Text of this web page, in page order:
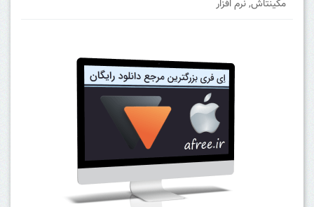
مکینتاش,نرم افزار